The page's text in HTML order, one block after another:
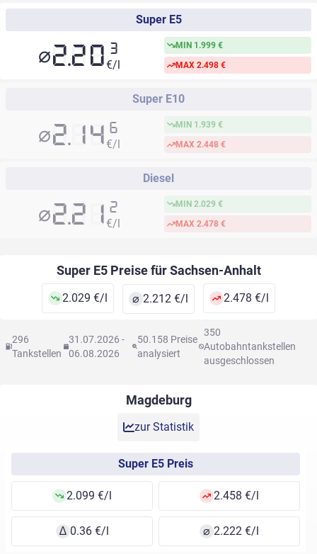
Super E5
⌀2.20 3
€/l
MIN 1.999 €
MAX 2.498 €
Super E10
⌀2.14 6
€/l
MIN 1.939 €
MAX 2.448 €
Diesel
⌀2.21 2
€/l
MIN 2.029 €
MAX 2.478 €
Super E5Preise fürSachsen-Anhalt
2.029 €/l ⌀ 2.212 €/l 2.478 €/l
296
Tankstellen
31.07.2026 -
06.08.2026
50.158 Preise
analysiert
350
Autobahntankstellen
ausgeschlossen
Magdeburg
zur Statistik
Super E5 Preis
2.099 €/l 2.458 €/l
∆ 0.36 €/l ⌀ 2.222 €/l